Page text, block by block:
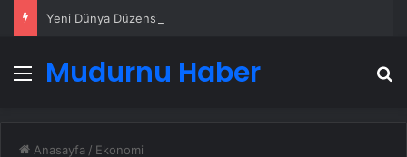
MenüMudurnu Haber
Anasayfa / Ekonomi